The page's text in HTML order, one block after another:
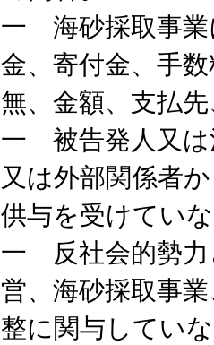
一 海砂採取事業
金、寄付金、手
無、金額、支払
一 被告発人又は
又は外部関係者
供与を受けてい
一 反社会的勢力
営、海砂採取事
整に関与してい